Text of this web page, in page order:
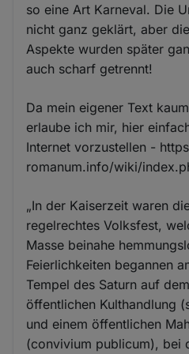
so eine Art Karneval. Die
nicht ganz geklärt, aber
Aspekte wurden später
auch scharf getrennt!
Da mein eigener Text
erlaube ich mir, hier
Internet vorzustellen -
romanum.info/wiki/
„In der Kaiserzeit waren
regelrechtes Volksfest,
Masse beinahe
Feierlichkeiten begannen
Tempel des Saturn auf
öffentlichen Kulthandlung
und einem öffentlichen
(convivium publicum), bei